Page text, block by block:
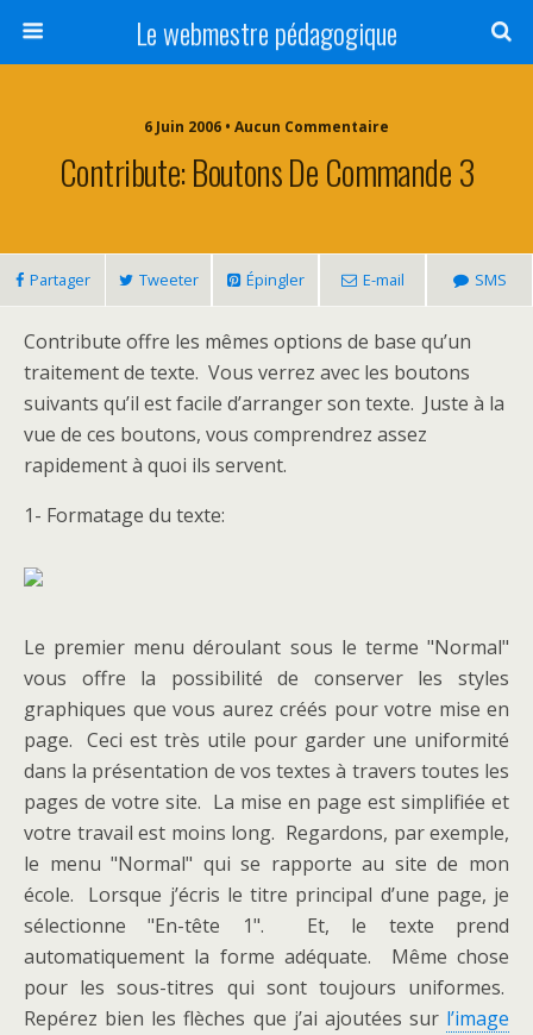
Le webmestre pédagogique
6 Juin 2006 • Aucun Commentaire
Contribute: Boutons De Commande 3
Partager Tweeter Épingler E-mail SMS
Contribute offre les mêmes options de base qu’un
traitement de texte. Vous verrez avec les boutons
suivants qu’il est facile d’arranger son texte. Juste à la
vue de ces boutons, vous comprendrez assez
rapidement à quoi ils servent.
1- Formatage du texte:
Le premier menu déroulant sous le terme "Normal"
vous offre la possibilité de conserver les styles
graphiques que vous aurez créés pour votre mise en
page. Ceci est très utile pour garder une uniformité
dans la présentation de vos textes à travers toutes les
pages de votre site. La mise en page est simplifiée et
votre travail est moins long. Regardons, par exemple,
le menu "Normal" qui se rapporte au site de mon
école. Lorsque j’écris le titre principal d’une page, je
sélectionne "En-tête 1". Et, le texte prend
automatiquement la forme adéquate. Même chose
pour les sous-titres qui sont toujours uniformes.
Repérez bien les flèches que j’ai ajoutées sur l’image